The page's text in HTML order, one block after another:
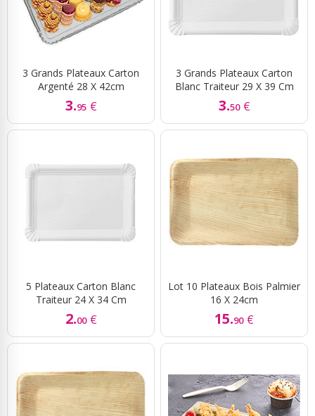
3 Grands Plateaux Carton
Argenté 28 X 42cm
3.95 €
3 Grands Plateaux Carton
Blanc Traiteur 29 X 39 Cm
3.50 €
5 Plateaux Carton Blanc
Traiteur 24 X 34 Cm
2.00 €
Lot 10 Plateaux Bois Palmier
16 X 24cm
15.90 €